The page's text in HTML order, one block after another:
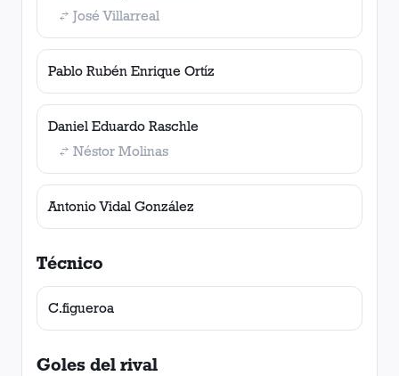
José Villarreal
Pablo Rubén Enrique Ortíz
Daniel Eduardo Raschle
Néstor Molinas
Antonio Vidal González
Técnico
C.figueroa
Goles del rival